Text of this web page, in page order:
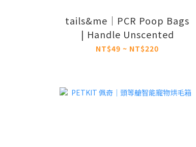
tails&me｜PCR Poop Bags
| Handle Unscented
NT$49 ~ NT$220